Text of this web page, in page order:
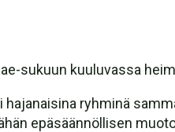
sukuun kuuluvassa
ryhminä
epäsäännöllisen